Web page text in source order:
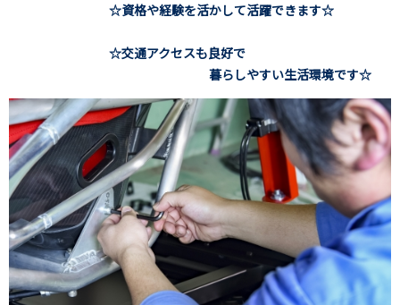
☆資格や経験を活かして活躍できます☆
☆交通アクセスも良好で
暮らしやすい生活環境です☆